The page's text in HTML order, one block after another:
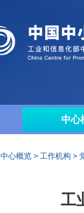
中心
中心概览 > 工作机构 >
工